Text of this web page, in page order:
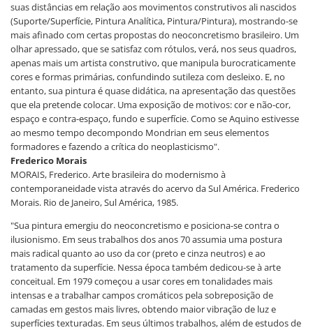
suas distâncias em relação aos movimentos construtivos ali nascidos
(Suporte/Superfície, Pintura Analítica, Pintura/Pintura), mostrando-se
mais afinado com certas propostas do neoconcretismo brasileiro. Um
olhar apressado, que se satisfaz com rótulos, verá, nos seus quadros,
apenas mais um artista construtivo, que manipula burocraticamente
cores e formas primárias, confundindo sutileza com desleixo. E, no
entanto, sua pintura é quase didática, na apresentação das questões
que ela pretende colocar. Uma exposição de motivos: cor e não-cor,
espaço e contra-espaço, fundo e superfície. Como se Aquino estivesse
ao mesmo tempo decompondo Mondrian em seus elementos
formadores e fazendo a crítica do neoplasticismo".
Frederico Morais
MORAIS, Frederico. Arte brasileira do modernismo à
contemporaneidade vista através do acervo da Sul América. Frederico
Morais. Rio de Janeiro, Sul América, 1985.
"Sua pintura emergiu do neoconcretismo e posiciona-se contra o
ilusionismo. Em seus trabalhos dos anos 70 assumia uma postura
mais radical quanto ao uso da cor (preto e cinza neutros) e ao
tratamento da superfície. Nessa época também dedicou-se à arte
conceitual. Em 1979 começou a usar cores em tonalidades mais
intensas e a trabalhar campos cromáticos pela sobreposição de
camadas em gestos mais livres, obtendo maior vibração de luz e
superfícies texturadas. Em seus últimos trabalhos, além de estudos de